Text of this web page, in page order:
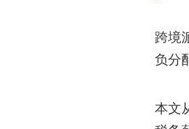
跨境
负分
本文